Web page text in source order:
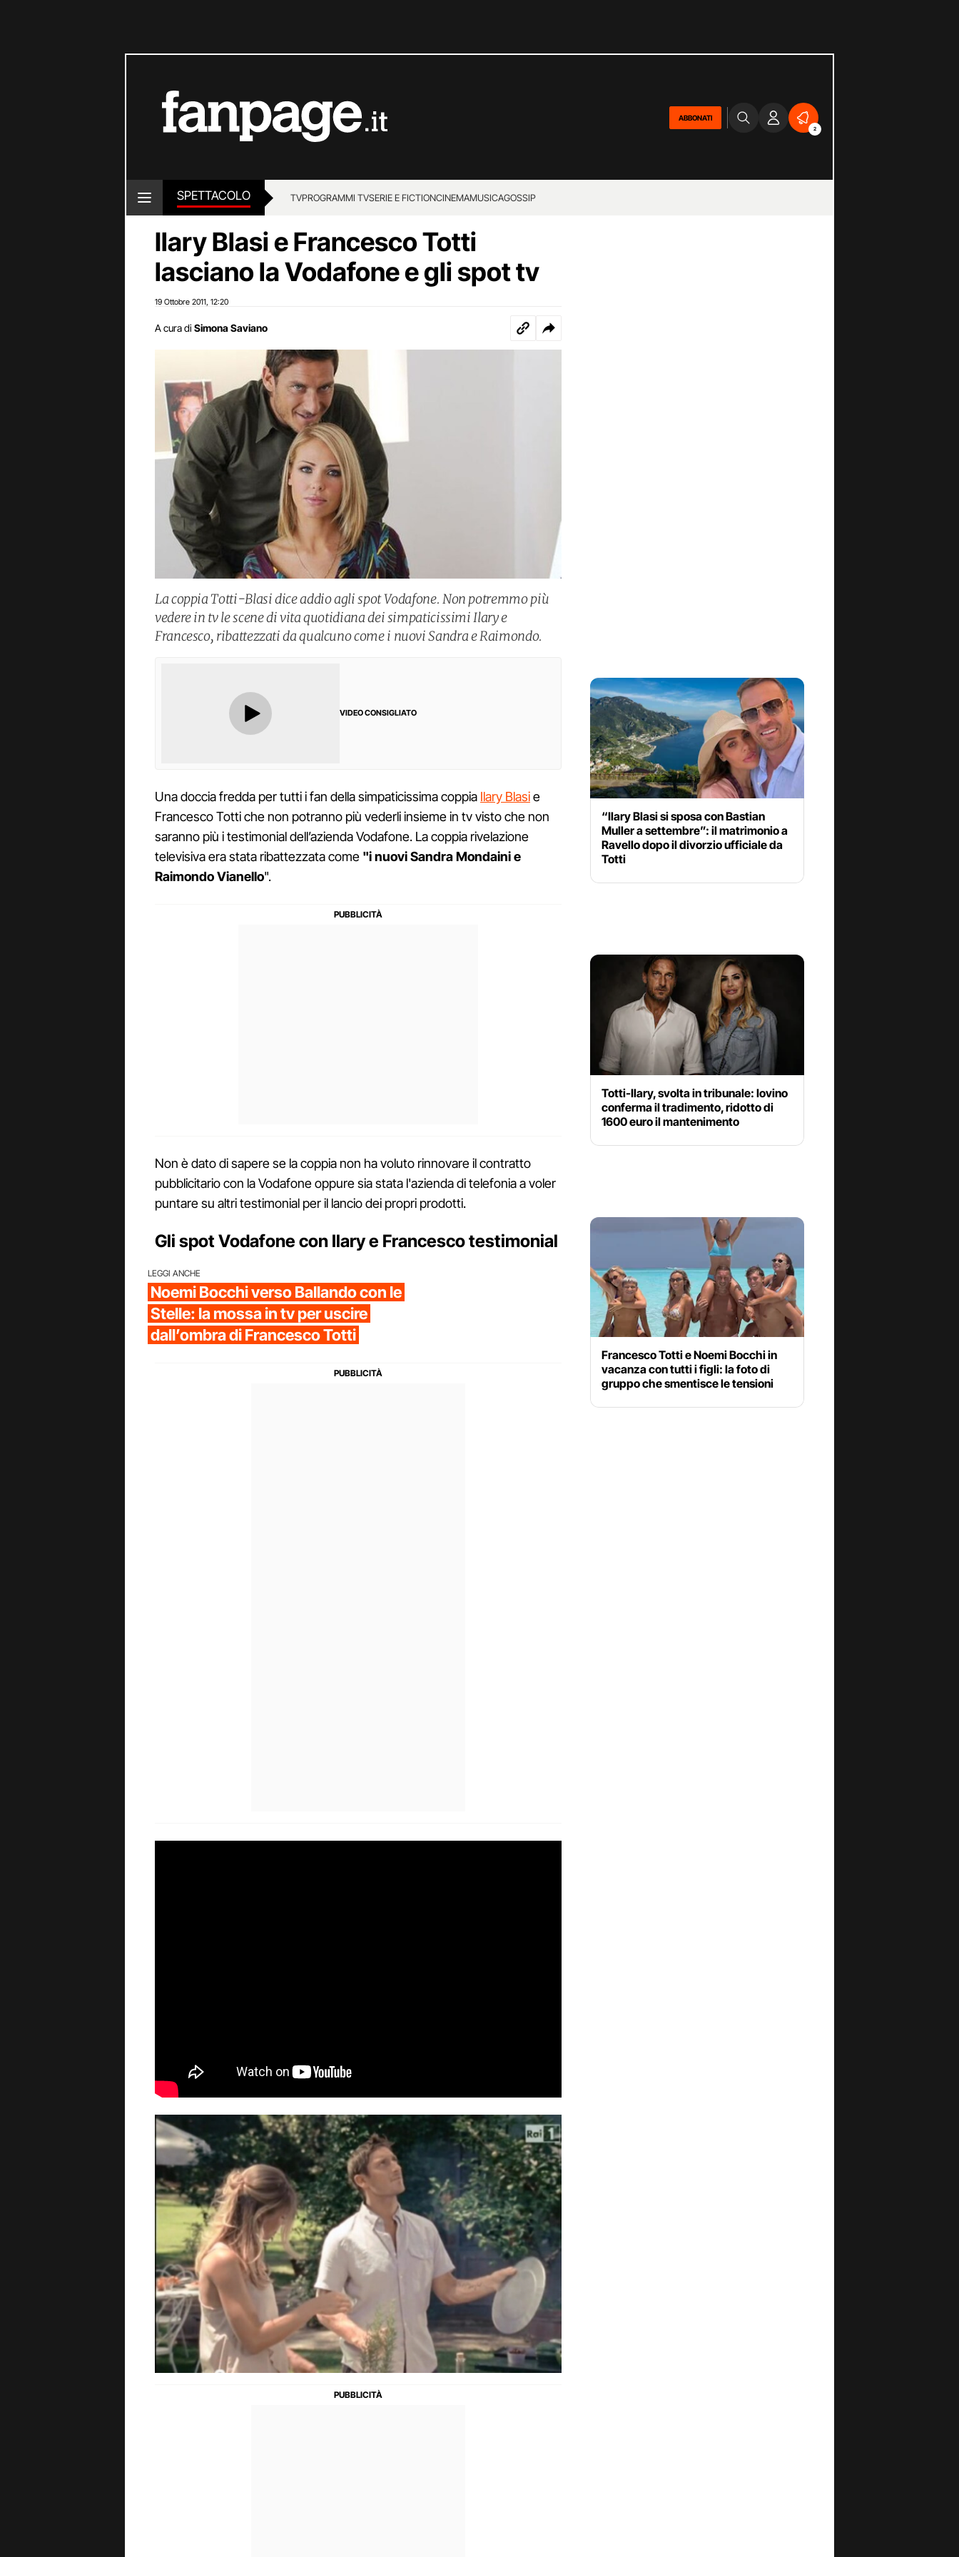
ABBONATI
2
SPETTACOLO TVPROGRAMMI TVSERIE E FICTIONCINEMAMUSICAGOSSIP
Ilary Blasi e Francesco Totti
lasciano la Vodafone e gli spot tv
19 Ottobre 2011 12:20
A cura di Simona Saviano
La coppia Totti-Blasi dice addio agli spot Vodafone. Non potremmo più
vedere in tv le scene di vita quotidiana dei simpaticissimi Ilary e
Francesco, ribattezzati da qualcuno come i nuovi Sandra e Raimondo.
VIDEO CONSIGLIATO
Una doccia fredda per tutti i fan della simpaticissima coppia Ilary Blasie
Francesco Totti che non potranno più vederli insieme in tv visto che non
saranno più i testimonial dell’azienda Vodafone. La coppia rivelazione
televisiva era stata ribattezzata come "i nuovi Sandra Mondaini e
Raimondo Vianello".
Non è dato di sapere se la coppia non ha voluto rinnovare il contratto
pubblicitario con la Vodafone oppure sia stata l'azienda di telefonia a voler
puntare su altri testimonial per il lancio dei propri prodotti.
Gli spot Vodafone con Ilary e Francesco testimonial
LEGGI ANCHE
Noemi Bocchi verso Ballando con le
Stelle: la mossa in tv per uscire
dall’ombra di Francesco Totti
“Ilary Blasi si sposa con Bastian
Muller a settembre”: il matrimonio a
Ravello dopo il divorzio ufficiale da
Totti
Totti-Ilary, svolta in tribunale: Iovino
conferma il tradimento, ridotto di
1600 euro il mantenimento
Francesco Totti e Noemi Bocchi in
vacanza con tutti i figli: la foto di
gruppo che smentisce le tensioni